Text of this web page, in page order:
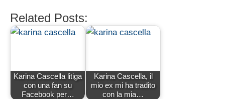
Related Posts:
Karina Cascella litiga
con una fan su
Facebook per…
Karina Cascella, il
mio ex mi ha tradito
con la mia…